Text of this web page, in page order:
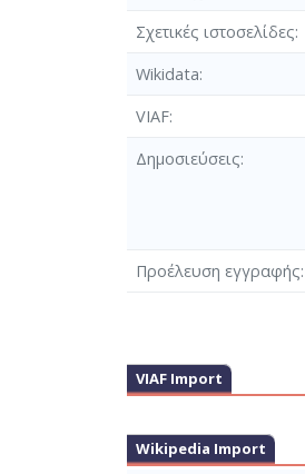
Σχετικές ιστοσελίδες
Wikidata
VIAF
Δημοσιεύσεις
Προέλευση εγγραφής
VIAF Import
Wikipedia Import